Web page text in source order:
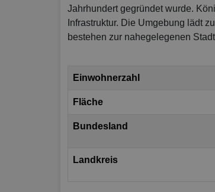
Jahrhundert gegründet wurde.
Infrastruktur. Die Umgebung lädt
bestehen zur nahegelegenen
Einwohnerzahl
Fläche
Bundesland
Landkreis